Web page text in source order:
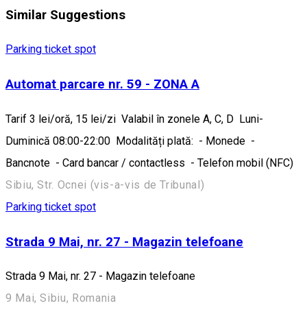
Similar Suggestions
Parking ticket spot
Automat parcare nr. 59 - ZONA A
Tarif 3 lei/oră, 15 lei/zi Valabil în zonele A, C, D Luni-
Duminică 08:00-22:00 Modalități plată: - Monede -
Bancnote - Card bancar / contactless - Telefon mobil (NFC)
Sibiu, Str. Ocnei (vis-a-vis de Tribunal)
Parking ticket spot
Strada 9 Mai, nr. 27 - Magazin telefoane
Strada 9 Mai, nr. 27 - Magazin telefoane
9 Mai, Sibiu, Romania